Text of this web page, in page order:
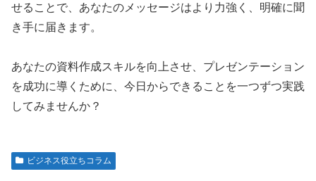
せることで、あなたのメッセージはより力強く、明確に聞
き手に届きます。
あなたの資料作成スキルを向上させ、プレゼンテーション
を成功に導くために、今日からできることを一つずつ実践
してみませんか？
ビジネス役立ちコラム